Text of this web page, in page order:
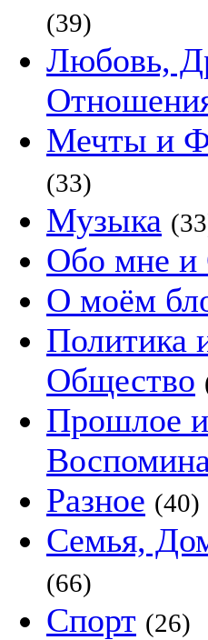
(39)
Любовь,
Мечты и
(33)
Музыка
Обо мне и
О моём
Политика
Общество
Прошлое и
Разное (40)
Семья,
(66)
Спорт (26)